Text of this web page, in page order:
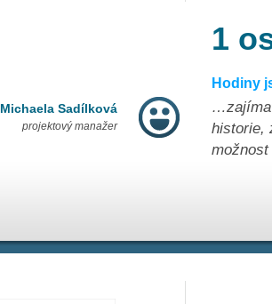
1
Michaela Sadílková
projektový manažer
Hodiny
historie,